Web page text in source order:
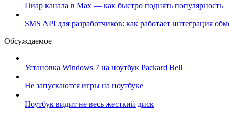
Пиар канала в Max — как быстро поднять популярность
SMS API для разработчиков: как работает интеграция
Обсуждаемое
Установка Windows 7 на ноутбук Packard Bell
Не запускаются игры на ноутбуке
Ноутбук видит не весь жесткий диск